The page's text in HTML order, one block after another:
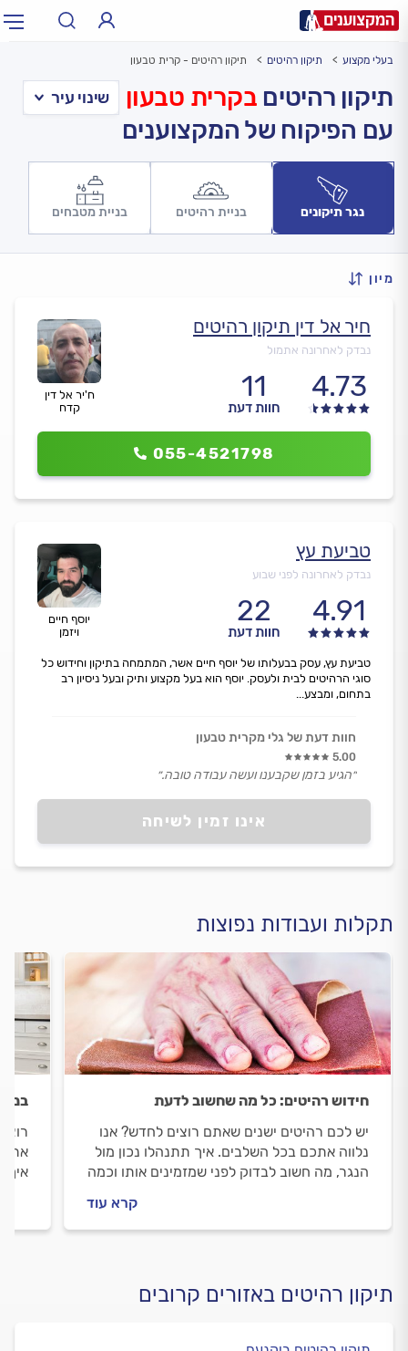
עירעיר: תל אביב, חיפה…
בעלי מקצוע תיקון רהיטים תיקון רהיטים - קרית טבעון
תיקון רהיטים בקרית טבעון
עם הפיקוח של המקצוענים
נגר תיקונים בניית רהיטים בניית מטבחים
מיון
ח'יר אל דין
קדח
חיר אל דין תיקון רהיטים
נבדק לאחרונה אתמול
4.73
11
חוות דעת
055-4521798
יוסף חיים
ויזמן
טביעת עץ
נבדק לאחרונה לפני שבוע
4.91
22
חוות דעת
אינו זמין לשיחה
טביעת עץ, עסק בבעלותו של יוסף חיים אשר, המתמחה בתיקון וחידוש כל
סוגי הרהיטים לבית ולעסק. יוסף הוא בעל מקצוע ותיק ובעל ניסיון רב
בתחום, ומבצע...
חוות דעת של גלי מקרית טבעון
5.00
״הגיע בזמן שקבענו ועשה עבודה טובה.״
תקלות ועבודות נפוצות
חידוש רהיטים: כל מה שחשוב לדעת
יש לכם רהיטים ישנים שאתם רוצים לחדש? אנו
נלווה אתכם בכל השלבים. איך תתנהלו נכון מול
הנגר, מה חשוב לבדוק לפני שמזמינים אותו וכמה
קרא עוד
איך
תיקון רהיטים באזורים קרובים